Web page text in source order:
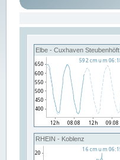
Elbe - Cuxhaven Steubenhöft
RHEIN - Koblenz